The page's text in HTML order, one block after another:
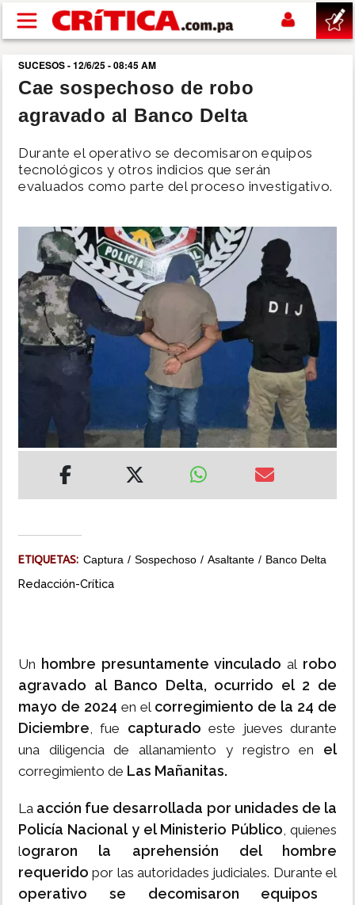
Pasar al contenido principal
buscar
SUCESOS
NACIONAL
SHOW
DEPORTES
MUNDO
MULTIMEDIA
IMPRESO
SUCESOS - 12/6/25 - 08:45 AM
Cae sospechoso de robo
agravado al Banco Delta
Durante el operativo se decomisaron equipos
tecnológicos y otros indicios que serán
evaluados como parte del proceso investigativo.
ETIQUETAS: Captura Sospechoso Asaltante Banco Delta
Redacción-Crítica
Un hombre presuntamente vinculadoal robo
agravado al Banco Delta, ocurrido el 2 de
mayo de 2024 en el corregimiento de la 24 de
Diciembre, fue capturado este jueves durante
una diligencia de allanamiento y registro en el
corregimiento de Las Mañanitas.
La acción fue desarrollada por unidades de la
Policía Nacional y el Ministerio Público, quienes
lograron la aprehensión del hombre
requerido por las autoridades judiciales. Durante el
operativo se decomisaron equipos